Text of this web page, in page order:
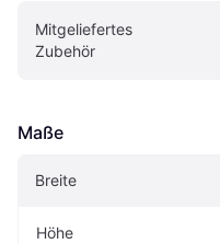
Mitgeliefertes
Zubehör
Maße
Breite
Höhe